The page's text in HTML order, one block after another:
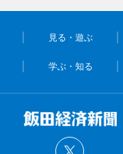
見る・遊ぶ
学ぶ・知る